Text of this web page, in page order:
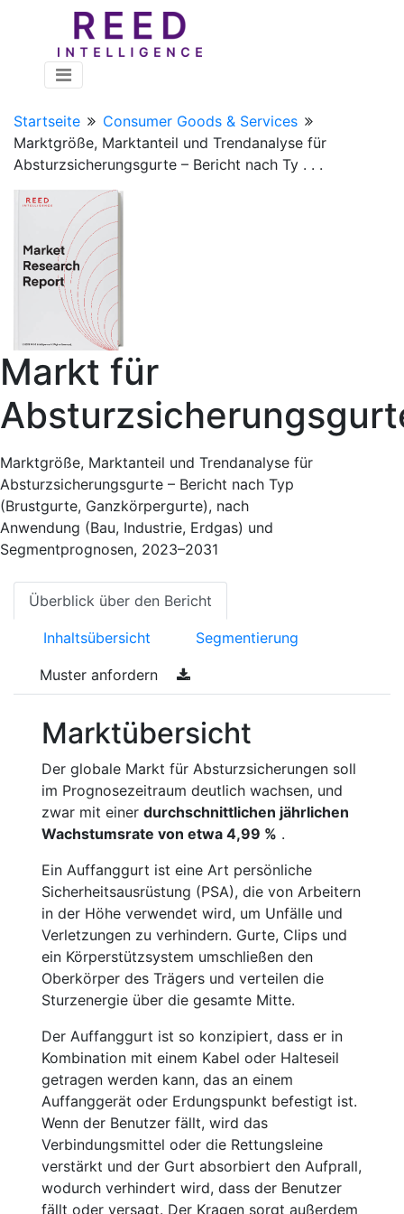
Startseite
Consumer Goods & Services
Marktgröße, Marktanteil und Trendanalyse für
Absturzsicherungsgurte – Bericht nach Ty . . .
Markt für
Marktgröße, Marktanteil und Trendanalyse für
Absturzsicherungsgurte – Bericht nach Typ
(Brustgurte, Ganzkörpergurte), nach
Anwendung (Bau, Industrie, Erdgas) und
Segmentprognosen, 2023–2031
Überblick über den Bericht
Inhaltsübersicht Segmentierung
Muster anfordern
Marktübersicht
Der globale Markt für Absturzsicherungen soll
im Prognosezeitraum deutlich wachsen, und
zwar mit einer durchschnittlichen jährlichen
Wachstumsrate von etwa 4,99 % .
Ein Auffanggurt ist eine Art persönliche
Sicherheitsausrüstung (PSA), die von Arbeitern
in der Höhe verwendet wird, um Unfälle und
Verletzungen zu verhindern. Gurte, Clips und
ein Körperstützsystem umschließen den
Oberkörper des Trägers und verteilen die
Sturzenergie über die gesamte Mitte.
Der Auffanggurt ist so konzipiert, dass er in
Kombination mit einem Kabel oder Halteseil
getragen werden kann, das an einem
Auffanggerät oder Erdungspunkt befestigt ist.
Wenn der Benutzer fällt, wird das
Verbindungsmittel oder die Rettungsleine
verstärkt und der Gurt absorbiert den Aufprall,
wodurch verhindert wird, dass der Benutzer
fällt oder versagt. Der Kragen sorgt außerdem